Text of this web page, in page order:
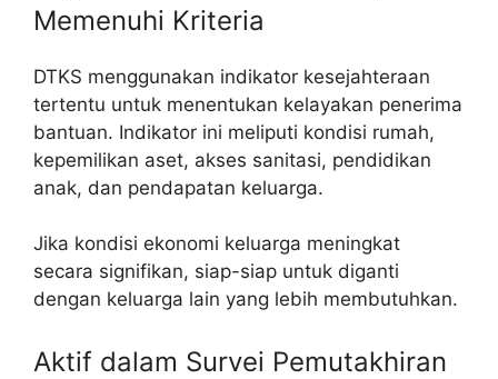
Memenuhi Kriteria
DTKS menggunakan indikator kesejahteraan
tertentu untuk menentukan kelayakan penerima
bantuan. Indikator ini meliputi kondisi rumah,
kepemilikan aset, akses sanitasi, pendidikan
anak, dan pendapatan keluarga.
Jika kondisi ekonomi keluarga meningkat
secara signifikan, siap-siap untuk diganti
dengan keluarga lain yang lebih membutuhkan.
Aktif dalam Survei Pemutakhiran